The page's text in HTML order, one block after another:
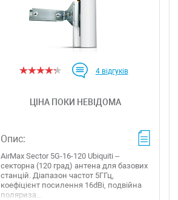
4відгуків
ЦІНА ПОКИ НЕВІДОМА
Опис:
AirMax Sector 5G-16-120 Ubiquiti –
секторна (120 град) антена для базових
станцій. Діапазон частот 5ГГц,
коефіцієнт посилення 16dBi, подвійна
поляриза...